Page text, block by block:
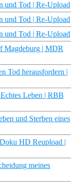
und Tod | Re-Upload
und Tod | Re-Upload
und Tod | Re-Upload
Magdeburg | MDR
Tod herausfordern |
Leben | RBB
und Sterben eines
HD Reupload |
meines